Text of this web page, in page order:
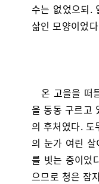
수는 없었으되.
삶인 모양이었
온 고을을 떠
을 동동 구르고
의 후처였다. 도
의 눈가 여린
를 빗는 중이었
으므로 청은 잠